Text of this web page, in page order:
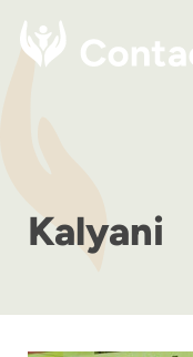
Kalyani